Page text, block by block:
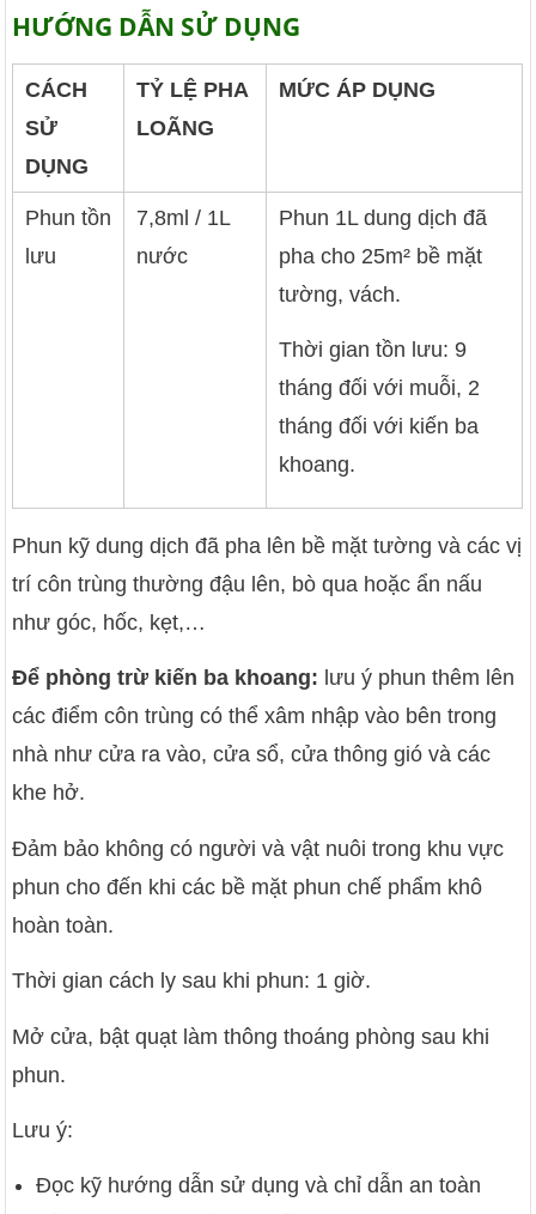
HƯỚNG DẪN SỬ DỤNG
CÁCH
SỬ
DỤNG
TỶ LỆ PHA
LOÃNG
MỨC ÁP DỤNG
Phun tồn
lưu
7,8ml / 1L
nước
Phun 1L dung dịch đã
pha cho 25m² bề mặt
tường, vách.
Thời gian tồn lưu: 9
tháng đối với muỗi, 2
tháng đối với kiến ba
khoang.
Phun kỹ dung dịch đã pha lên bề mặt tường và các vị
trí côn trùng thường đậu lên, bò qua hoặc ẩn nấu
như góc, hốc, kẹt,…
Để phòng trừ kiến ba khoang: lưu ý phun thêm lên
các điểm côn trùng có thể xâm nhập vào bên trong
nhà như cửa ra vào, cửa sổ, cửa thông gió và các
khe hở.
Đảm bảo không có người và vật nuôi trong khu vực
phun cho đến khi các bề mặt phun chế phẩm khô
hoàn toàn.
Thời gian cách ly sau khi phun: 1 giờ.
Mở cửa, bật quạt làm thông thoáng phòng sau khi
phun.
Lưu ý:
Đọc kỹ hướng dẫn sử dụng và chỉ dẫn an toàn